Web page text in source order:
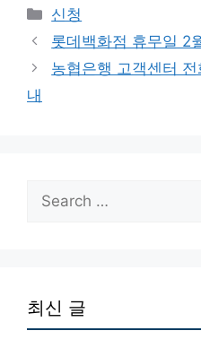
Categories
신청
롯데백화점 휴무일 2
농협은행 고객센터
내
for:
최신 글